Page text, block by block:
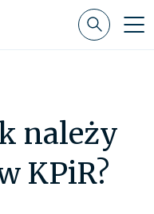
należy
KPiR?